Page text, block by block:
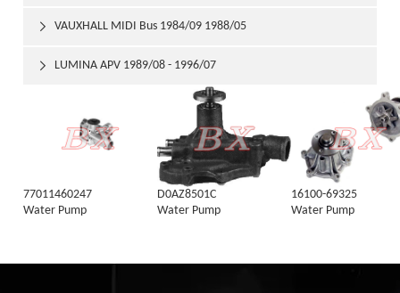
VAUXHALL MIDI Bus 1984/09 1988/05

LUMINA APV 1989/08 - 1996/07

77011460247
Water Pump
D0AZ8501C
Water Pump
16100-69325
Water Pump